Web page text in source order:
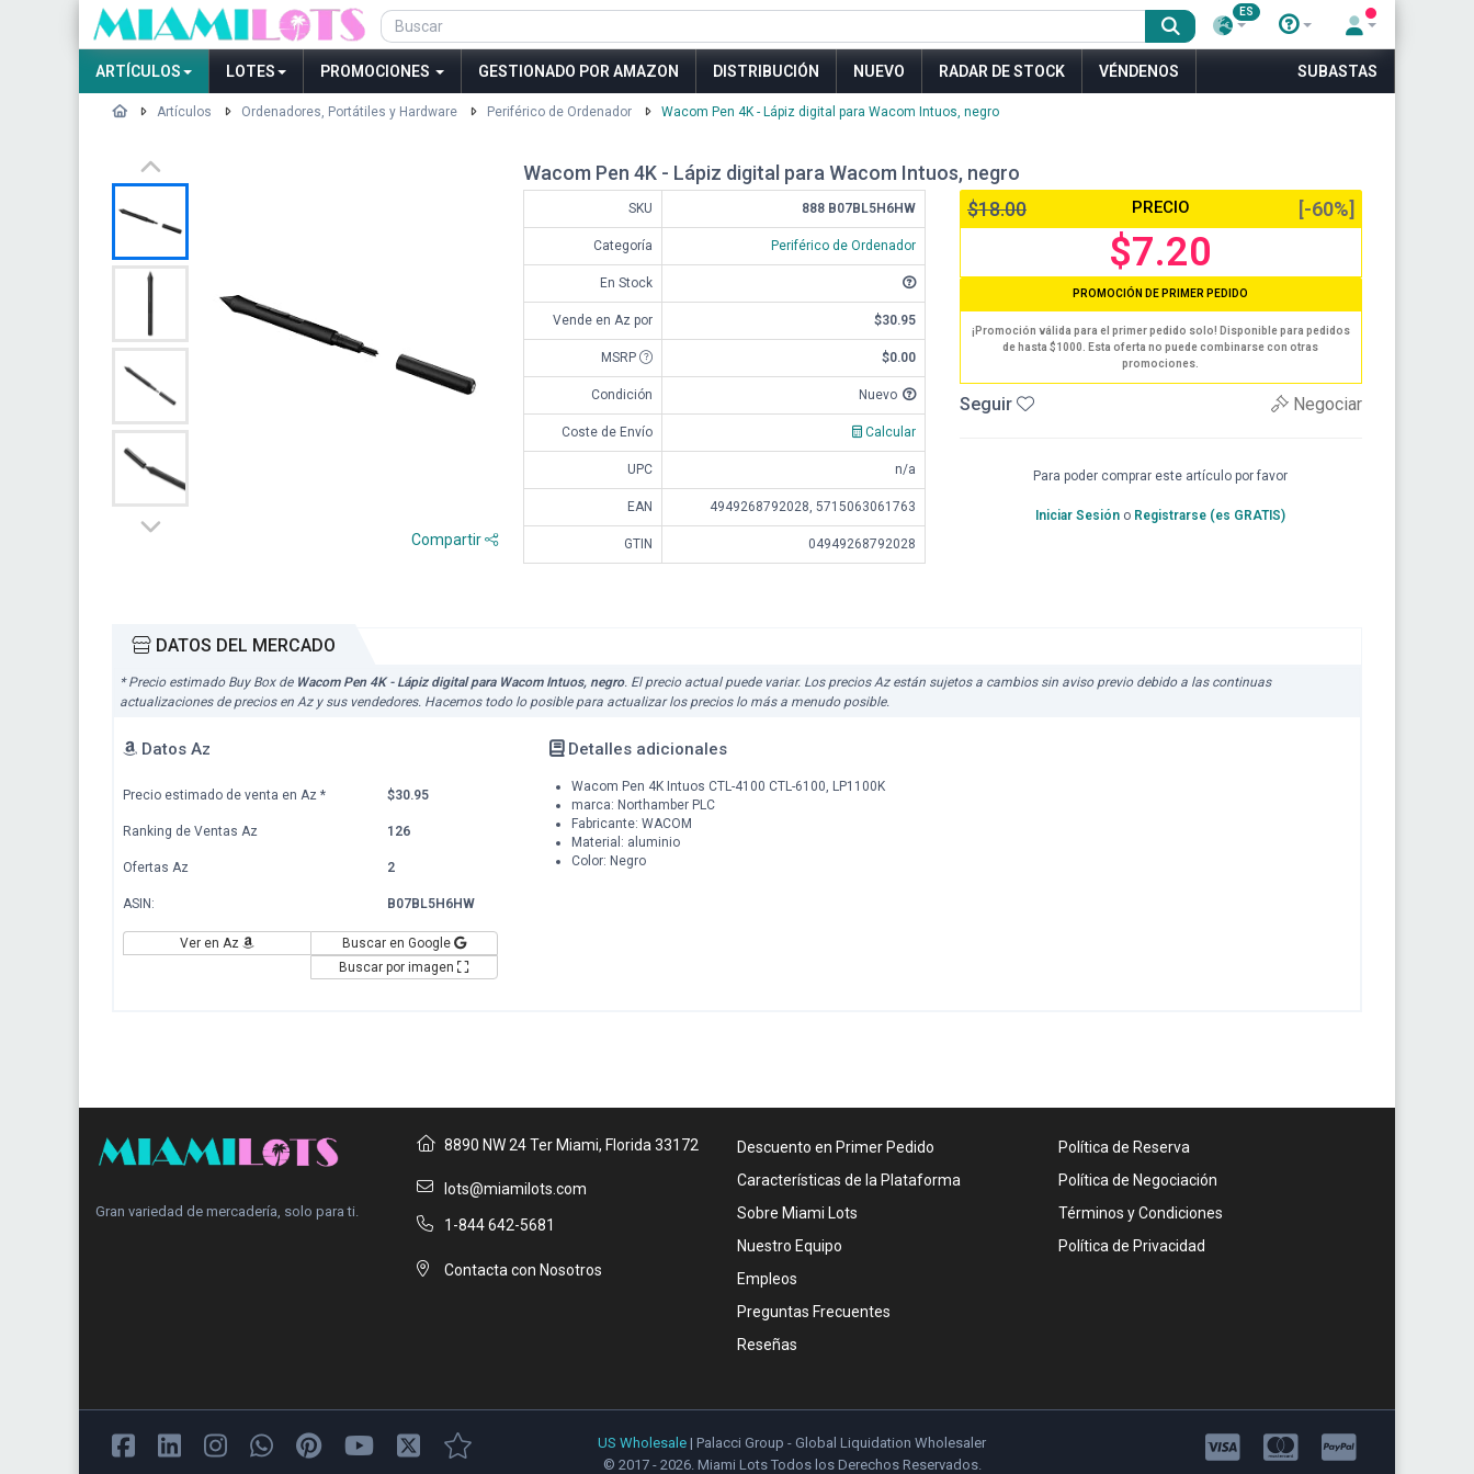
ES
ARTÍCULOS LOTES PROMOCIONES GESTIONADO POR AMAZON DISTRIBUCIÓN NUEVO RADAR DE STOCK VÉNDENOS SUBASTAS
Artículos Ordenadores, Portátiles y Hardware Periférico de Ordenador Wacom Pen 4K - Lápiz digital para Wacom Intuos, negro
Compartir
Wacom Pen 4K - Lápiz digital para Wacom Intuos, negro
SKU 888 B07BL5H6HW
Categoría Periférico de Ordenador
En Stock
Vende en Az por $30.95
MSRP $0.00
Condición Nuevo
Coste de Envío Calcular
UPC n/a
EAN 4949268792028, 5715063061763
GTIN 04949268792028
$18.00 PRECIO [-60%]
$7.20
PROMOCIÓN DE PRIMER PEDIDO
¡Promoción válida para el primer pedido solo! Disponible para pedidos
de hasta $1000. Esta oferta no puede combinarse con otras
promociones.
Seguir Negociar
Para poder comprar este artículo por favor
Iniciar Sesión o Registrarse (es GRATIS)
DATOS DEL MERCADO
* Precio estimado Buy Box de Wacom Pen 4K - Lápiz digital para Wacom Intuos, negro. El precio actual puede variar. Los precios Az están sujetos a cambios sin aviso previo debido a las continuas
actualizaciones de precios en Az y sus vendedores. Hacemos todo lo posible para actualizar los precios lo más a menudo posible.
Datos Az
Precio estimado de venta en Az * $30.95
Ranking de Ventas Az 126
Ofertas Az 2
ASIN: B07BL5H6HW
Ver en Az
Buscar en Google
Buscar por imagen
Detalles adicionales
Wacom Pen 4K Intuos CTL-4100 CTL-6100, LP1100K
marca: Northamber PLC
Fabricante: WACOM
Material: aluminio
Color: Negro
Gran variedad de mercadería, solo para ti.
8890 NW 24 Ter Miami, Florida 33172
lots@miamilots.com
1-844 642-5681
Contacta con Nosotros
Descuento en Primer Pedido
Características de la Plataforma
Sobre Miami Lots
Nuestro Equipo
Empleos
Preguntas Frecuentes
Reseñas
Política de Reserva
Política de Negociación
Términos y Condiciones
Política de Privacidad
US Wholesale | Palacci Group - Global Liquidation Wholesaler
© 2017 - 2026. Miami Lots Todos los Derechos Reservados.